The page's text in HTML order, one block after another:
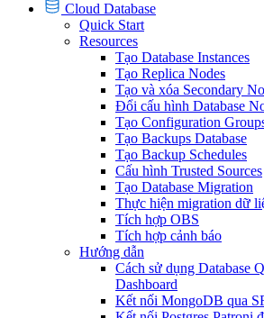
Cloud Database
Quick Start
Resources
Tạo Database Instances
Tạo Replica Nodes
Tạo và xóa Secondary
Đổi cấu hình Database
Tạo Configuration
Tạo Backups Database
Tạo Backup Schedules
Cấu hình Trusted Sources
Tạo Database Migration
Thực hiện migration dữ
Tích hợp OBS
Tích hợp cảnh báo
Hướng dẫn
Cách sử dụng Database
Dashboard
Kết nối MongoDB qua